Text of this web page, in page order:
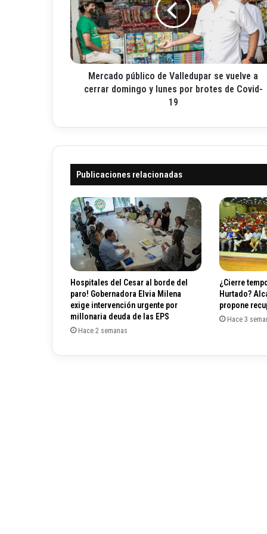
r
e
o
e
l
n
o
a
d
o
p
ú
o
V
l
l
e
d
u
p
a
s
e
v
u
Mercado público de Valledupar se vuelve a
cerrar domingo y lunes por brotes de Covid-
19
Publicaciones relacionadas
Hospitales del Cesar al borde del
paro! Gobernadora Elvia Milena
exige intervención urgente por
millonaria deuda de las EPS
Hace 2 semanas
¿Cierre
Hurtado?
propone
Hace 3